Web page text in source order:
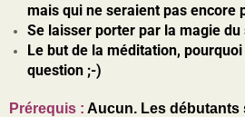
mais qui ne seraient pas encore
Se laisser porter par la magie du
Le but de la méditation,
question ;-)
Prérequis : Aucun. Les débutants